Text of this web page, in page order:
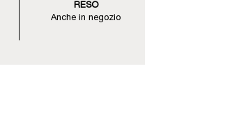
RESO
Anche in negozio